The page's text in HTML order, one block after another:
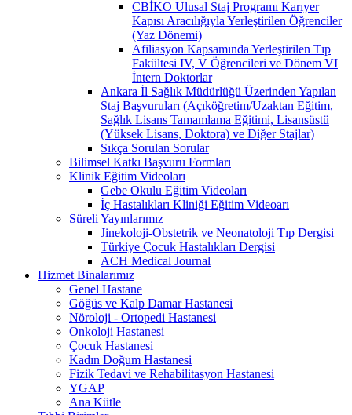
CBİKO Ulusal Staj Programı Karıyer
Kapısı Aracılığıyla Yerleştirilen Öğrenciler
(Yaz Dönemi)
Afiliasyon Kapsamında Yerleştirilen Tıp
Fakültesi IV, V Öğrencileri ve Dönem VI
İntern Doktorlar
Ankara İl Sağlık Müdürlüğü Üzerinden Yapılan
Staj Başvuruları (Açıköğretim/Uzaktan Eğitim,
Sağlık Lisans Tamamlama Eğitimi, Lisansüstü
(Yüksek Lisans, Doktora) ve Diğer Stajlar)
Sıkça Sorulan Sorular
Bilimsel Katkı Başvuru Formları
Klinik Eğitim Videoları
Gebe Okulu Eğitim Videoları
İç Hastalıkları Kliniği Eğitim Videoarı
Süreli Yayınlarımız
Jinekoloji-Obstetrik ve Neonatoloji Tıp Dergisi
Türkiye Çocuk Hastalıkları Dergisi
ACH Medical Journal
Hizmet Binalarımız
Genel Hastane
Göğüs ve Kalp Damar Hastanesi
Nöroloji - Ortopedi Hastanesi
Onkoloji Hastanesi
Çocuk Hastanesi
Kadın Doğum Hastanesi
Fizik Tedavi ve Rehabilitasyon Hastanesi
YGAP
Ana Kütle